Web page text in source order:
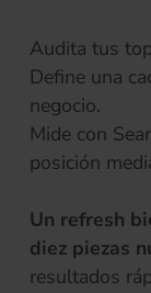
Audita tus
Define una
negocio.
Mide con
posición
Un refresh
diez piezas
resultados